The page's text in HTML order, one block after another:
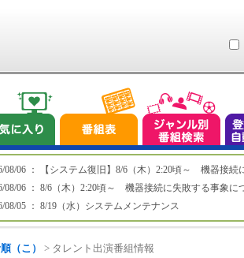
08/06 ： 【システム復旧】8/6（木）2:20頃～ 機器接続
08/06 ： 8/6（木）2:20頃～ 機器接続に失敗する事象に
08/05 ： 8/19（水）システムメンテナンス
（こ） > タレント出演番組情報